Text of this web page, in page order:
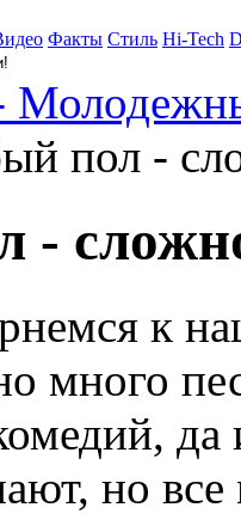
Факты Стиль Hi-Tech
пол -
-
к
много
да
но